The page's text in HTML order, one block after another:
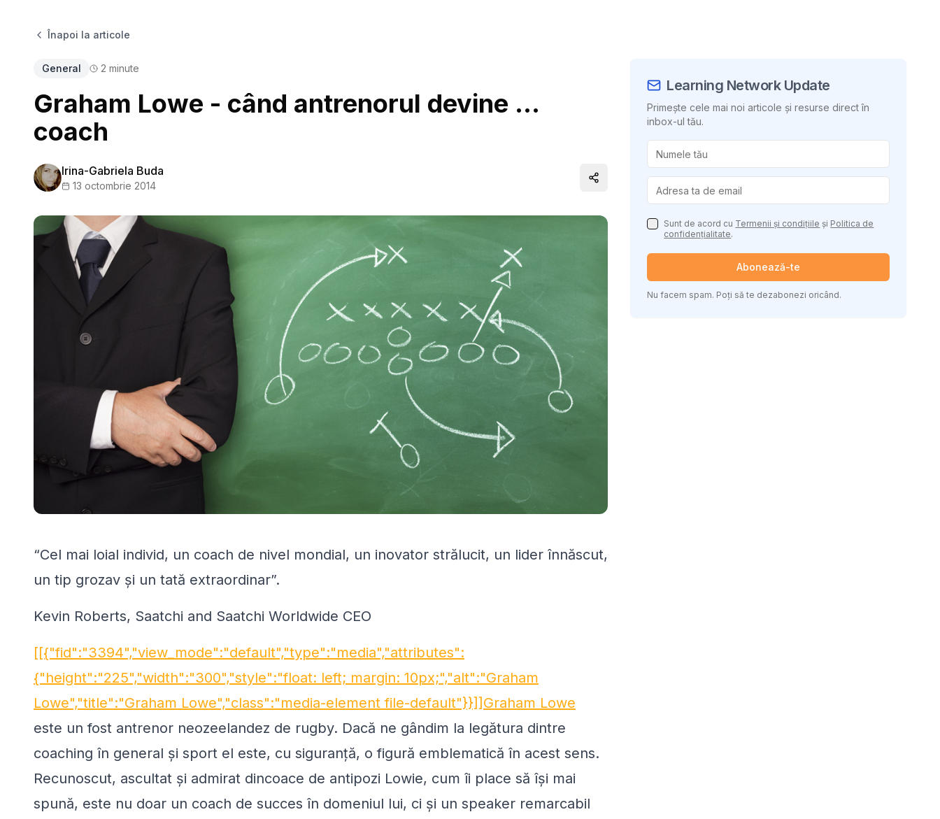
Înapoi la articole
General 2 minute
Graham Lowe - când antrenorul devine …
coach
Irina-Gabriela Buda
13 octombrie 2014 Distribuie conținutul
“Cel mai loial individ, un coach de nivel mondial, un inovator strălucit, un lider înnăscut,
un tip grozav şi un tată extraordinar”.
Kevin Roberts, Saatchi and Saatchi Worldwide CEO
[[{"fid":"3394","view_mode":"default","type":"media","attributes":
{"height":"225","width":"300","style":"float: left; margin: 10px;","alt":"Graham
Lowe","title":"Graham Lowe","class":"media-element file-default"}}]]Graham Lowe
este un fost antrenor neozeelandez de rugby. Dacă ne gândim la legătura dintre
coaching în general şi sport el este, cu siguranţă, o figură emblematică în acest sens.
Recunoscut, ascultat şi admirat dincoace de antipozi Lowie, cum îi place să îşi mai
spună, este nu doar un coach de succes în domeniul lui, ci şi un speaker remarcabil
Learning Network Update
Primește cele mai noi articole și resurse direct în
inbox-ul tău.
Sunt de acord cu Termenii și condițiile și Politica de
confidențialitate.
Abonează-te
Nu facem spam. Poți să te dezabonezi oricând.